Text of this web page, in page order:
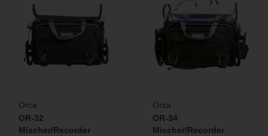
Orca
OR-32
Mischer/Recorder
Orca
OR-34
Mischer/Recorder